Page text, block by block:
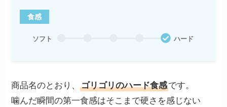
食感
ソフト ハード
商品名のとおり、ゴリゴリのハード食感です。
噛んだ瞬間の第一食感はそこまで硬さを感じない